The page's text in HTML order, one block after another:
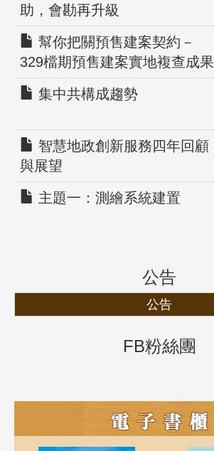
助，會勘再升級
幫你把關預售建案契約－
329檔期預售建案實地複查成果
集中共構成趨勢
智慧地政創新服務四年回顧
與展望
主題一：測繪系統建置
公告
公告
FB粉絲團